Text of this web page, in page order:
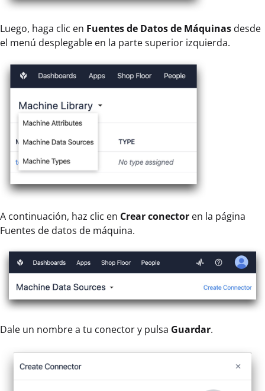
Luego, haga clic en Fuentes de Datos de Máquinas desde
el menú desplegable en la parte superior izquierda.
A continuación, haz clic en Crear conector en la página
Fuentes de datos de máquina.
Dale un nombre a tu conector y pulsa Guardar.